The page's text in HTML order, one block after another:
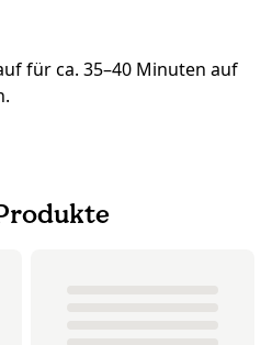
für ca. 35–40 Minuten auf